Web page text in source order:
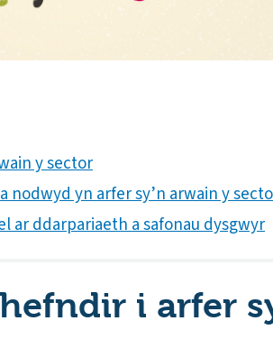
y sector
yn arfer sy’n arwain y
ar ddarpariaeth a safonau dysgwyr
i arfer